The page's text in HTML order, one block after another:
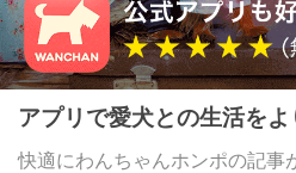
アプリで愛犬との生活をよ
快適にわんちゃんホンポの記事